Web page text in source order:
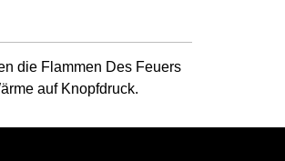
die Flammen Des Feuers
auf Knopfdruck.